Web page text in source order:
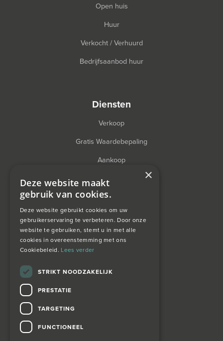
Open huis
Huur
Verkocht / Verhuurd
Bedrijfsaanbod huur
diensten
Verkoop
Gratis Waardebepaling
Aankoop
Financieel Advies
Taxatie
over ons
×
Deze website maakt
gebruik van cookies.
Deze website gebruikt cookies om uw
gebruikerservaring te verbeteren. Door onze
website te gebruiken, stemt u in met alle
cookies in overeenstemming met ons
Cookiebeleid. Lees verder
STRIKT NOODZAKELIJK
PRESTATIE
TARGETING
FUNCTIONEEL